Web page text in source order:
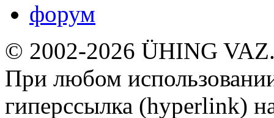
форум
© 2002-2026 ÜHING
При любом
гиперссылка (hyperlink)